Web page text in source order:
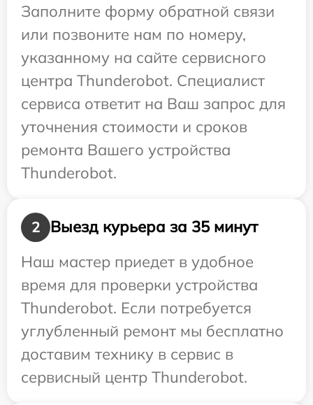
Заполните форму обратной связи
или позвоните нам по номеру,
указанному на сайте сервисного
центра Thunderobot. Специалист
сервиса ответит на Ваш запрос для
уточнения стоимости и сроков
ремонта Вашего устройства
Thunderobot.
2
Выезд курьера за 35 минут
Наш мастер приедет в удобное
время для проверки устройства
Thunderobot. Если потребуется
углубленный ремонт мы бесплатно
доставим технику в сервис в
сервисный центр Thunderobot.